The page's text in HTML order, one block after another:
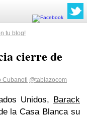
tu blog!
cierre de
Cubanoti @tablazocom
Unidos, Barack
la Casa Blanca su